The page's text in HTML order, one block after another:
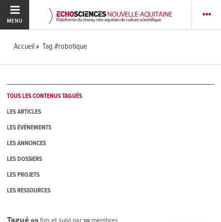
MENU
Accueil Tag #robotique
TOUS LES CONTENUS TAGUÉS
LES ARTICLES
LES ÉVÉNEMENTS
LES ANNONCES
LES DOSSIERS
LES PROJETS
LES RESSOURCES
Tagué 99 fois et suivi par10 membres